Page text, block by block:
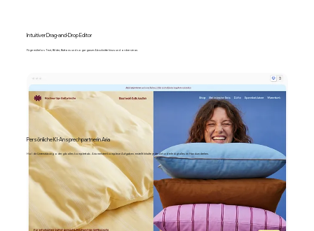
Intuitiver Drag-and-Drop Editor
Füge mühelos Text, Bilder, Buttons und sogar ganze Abschnitte hinzu und ordne sie an.
Persönliche KI-Ansprechpartnerin Aria
Hol dir Unterstützung oder gib alles komplett ab. Aria meistert komplexe Aufgaben, erstellt Inhalte jeder Art und erledigt alles im Handumdrehen.